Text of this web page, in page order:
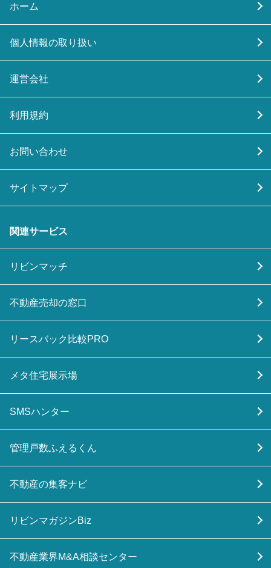
ホーム
個人情報の取り扱い
運営会社
利用規約
お問い合わせ
サイトマップ
関連サービス
リビンマッチ
不動産売却の窓口
リースバック比較PRO
メタ住宅展示場
SMSハンター
管理戸数ふえるくん
不動産の集客ナビ
リビンマガジンBiz
不動産業界M&A相談センター